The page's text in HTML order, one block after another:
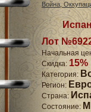
Война,
Лот
Начальная
Скидка: 15%
Категория:
Регион:
Страна:
Состояние: